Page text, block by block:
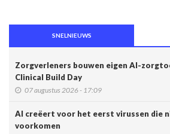
SNELNIEUWS
Zorgverleners bouwen eigen AI-
Clinical Build Day
07 augustus 2026 - 17:09
AI creëert voor het eerst virussen die
voorkomen